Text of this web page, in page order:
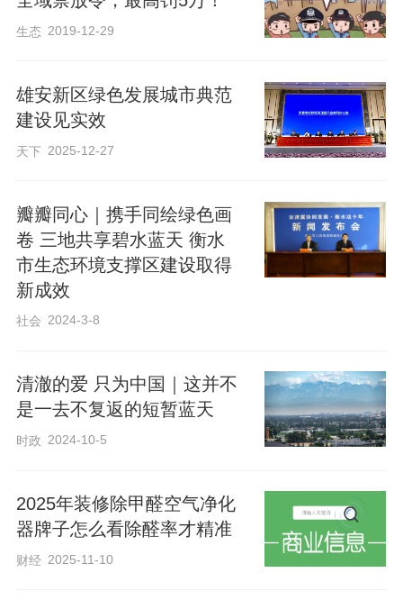
家），实施自主减排。对污染物年排放总
量小于100千克的452家小微涉气企业，不
民生保障工程保障正常施工，既实现了污
染物排放量的下降，又保障了企业基本运
转。
同时，建立健全工作机制，组建督导帮扶
组，根据空气污染成因，帮助基层发现问
题，及时交办整改，实现精准帮扶。一方
面，通过综合运用涉气排污企业监管平
在线监控等科技手段，综合分析企业生产
设施、生产工况、治污设施信息以及非现
场执法监控信息、环境质量等关键信息，
准识别线索，指导县市区核实、指导企业
整改，降低现场检查频次，大幅减少对企
业的打扰。另一方面，组织专门力量，加
生态 2019-12-29
雄安新区绿色发展城市典范
建设见实效
天下 2025-12-27
瓣瓣同心｜携手同绘绿色画
卷 三地共享碧水蓝天 衡水
市生态环境支撑区建设取得
新成效
社会 2024-3-8
清澈的爱 只为中国｜这并不
是一去不复返的短暂蓝天
时政 2024-10-5
2025年装修除甲醛空气净化
器牌子怎么看除醛率才精准
财经 2025-11-10